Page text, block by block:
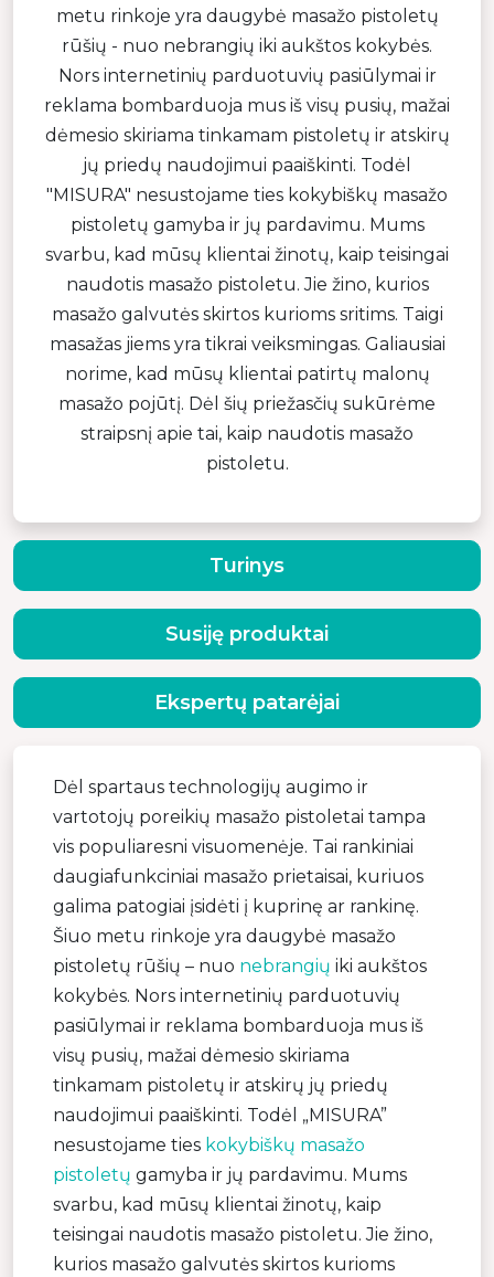
metu rinkoje yra daugybė masažo pistoletų
rūšių - nuo nebrangių iki aukštos kokybės.
Nors internetinių parduotuvių pasiūlymai ir
reklama bombarduoja mus iš visų pusių, mažai
dėmesio skiriama tinkamam pistoletų ir atskirų
jų priedų naudojimui paaiškinti. Todėl
"MISURA" nesustojame ties kokybiškų masažo
pistoletų gamyba ir jų pardavimu. Mums
svarbu, kad mūsų klientai žinotų, kaip teisingai
naudotis masažo pistoletu. Jie žino, kurios
masažo galvutės skirtos kurioms sritims. Taigi
masažas jiems yra tikrai veiksmingas. Galiausiai
norime, kad mūsų klientai patirtų malonų
masažo pojūtį. Dėl šių priežasčių sukūrėme
straipsnį apie tai, kaip naudotis masažo
pistoletu.
Dėl spartaus technologijų augimo ir
vartotojų poreikių masažo pistoletai tampa
vis populiaresni visuomenėje. Tai rankiniai
daugiafunkciniai masažo prietaisai, kuriuos
galima patogiai įsidėti į kuprinę ar rankinę.
Šiuo metu rinkoje yra daugybė masažo
pistoletų rūšių – nuo nebrangių iki aukštos
kokybės. Nors internetinių parduotuvių
pasiūlymai ir reklama bombarduoja mus iš
visų pusių, mažai dėmesio skiriama
tinkamam pistoletų ir atskirų jų priedų
naudojimui paaiškinti. Todėl „MISURA”
nesustojame ties kokybiškų masažo
pistoletų gamyba ir jų pardavimu. Mums
svarbu, kad mūsų klientai žinotų, kaip
teisingai naudotis masažo pistoletu. Jie žino,
kurios masažo galvutės skirtos kurioms
Turinys
Susiję produktai
Ekspertų patarėjai